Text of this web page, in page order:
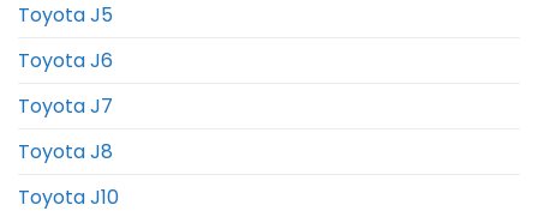
Toyota J5
Toyota J6
Toyota J7
Toyota J8
Toyota J10